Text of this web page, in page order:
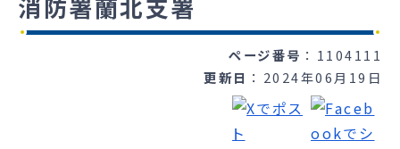
消防署蘭北支署
ページ番号
1104111
更新日
2024年06月19日